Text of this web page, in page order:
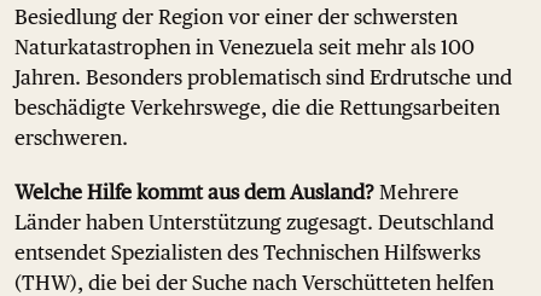
Besiedlung der Region vor einer der schwersten
Naturkatastrophen in Venezuela seit mehr als 100
Jahren. Besonders problematisch sind Erdrutsche und
beschädigte Verkehrswege, die die Rettungsarbeiten
erschweren.
Welche Hilfe kommt aus dem Ausland? Mehrere
Länder haben Unterstützung zugesagt. Deutschland
entsendet Spezialisten des Technischen Hilfswerks
(THW), die bei der Suche nach Verschütteten helfen